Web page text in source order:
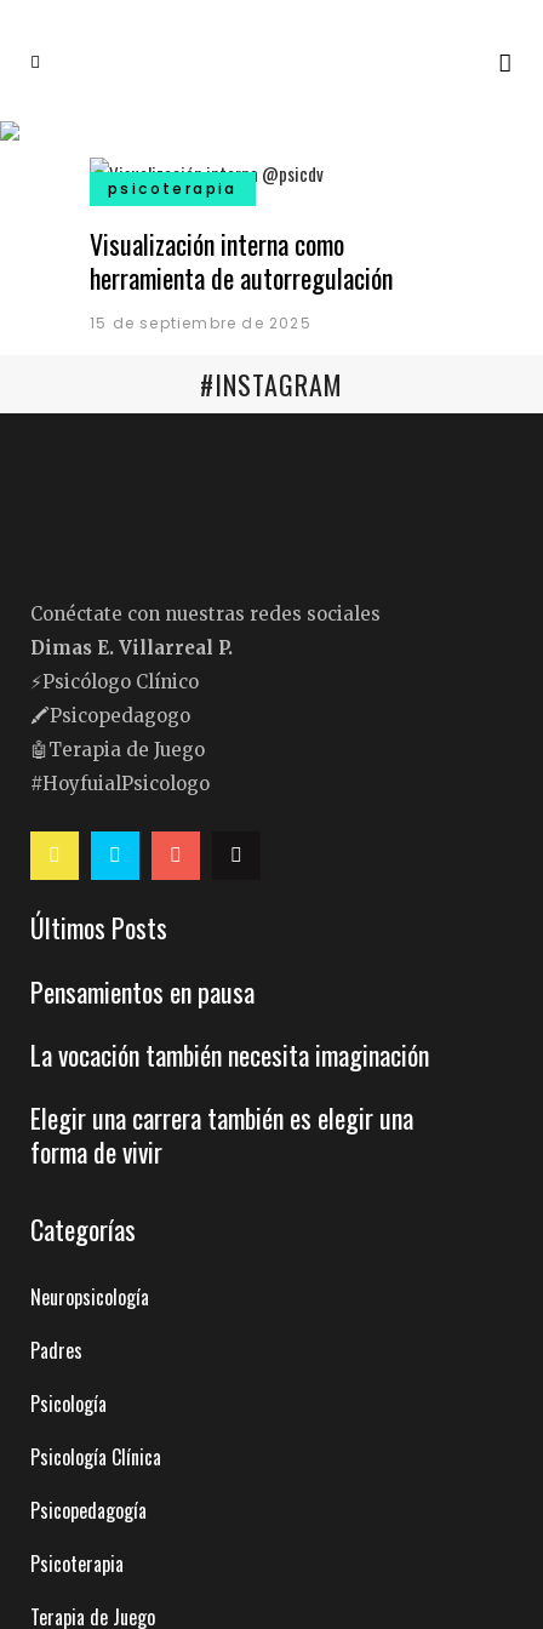
psicoterapia
Visualización interna como
herramienta de autorregulación
15 de septiembre de 2025
#INSTAGRAM
Conéctate con nuestras redes sociales
Dimas E. Villarreal P.
⚡️Psicólogo Clínico
🖍Psicopedagogo
🤖Terapia de Juego
#HoyfuialPsicologo
Últimos Posts
Pensamientos en pausa
La vocación también necesita imaginación
Elegir una carrera también es elegir una
forma de vivir
Categorías
Neuropsicología
Padres
Psicología
Psicología Clínica
Psicopedagogía
Psicoterapia
Terapia de Juego